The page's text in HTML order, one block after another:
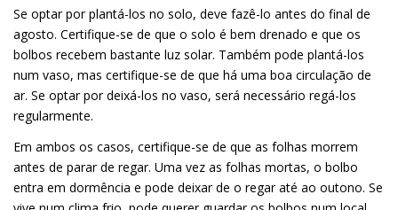
Se optar por plantá-los no solo, deve fazê-lo antes do final de
agosto. Certifique-se de que o solo é bem drenado e que os
bolbos recebem bastante luz solar. Também pode plantá-los
num vaso, mas certifique-se de que há uma boa circulação de
ar. Se optar por deixá-los no vaso, será necessário regá-los
regularmente.
Em ambos os casos, certifique-se de que as folhas morrem
antes de parar de regar. Uma vez as folhas mortas, o bolbo
entra em dormência e pode deixar de o regar até ao outono. Se